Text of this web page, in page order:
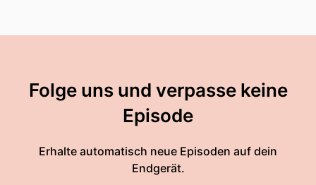
Folge uns und verpasse keine
Episode
Erhalte automatisch neue Episoden auf dein
Endgerät.